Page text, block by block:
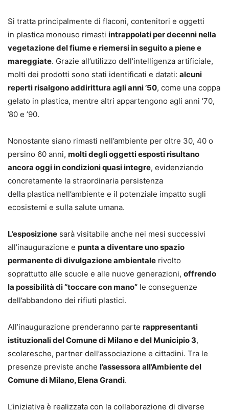
Si tratta principalmente di flaconi, contenitori e oggetti
in plastica monouso rimasti intrappolati per decenni nella
vegetazione del fiume e riemersi in seguito a piene e
mareggiate. Grazie all’utilizzo dell’intelligenza artificiale,
molti dei prodotti sono stati identificati e datati: alcuni
reperti risalgono addirittura agli anni ’50, come una coppa
gelato in plastica, mentre altri appartengono agli anni ’70,
’80 e ’90.
Nonostante siano rimasti nell’ambiente per oltre 30, 40 o
persino 60 anni, molti degli oggetti esposti risultano
ancora oggi in condizioni quasi integre, evidenziando
concretamente la straordinaria persistenza
della plastica nell’ambiente e il potenziale impatto sugli
ecosistemi e sulla salute umana.
L’esposizione sarà visitabile anche nei mesi successivi
all’inaugurazione e punta a diventare uno spazio
permanente di divulgazione ambientale rivolto
soprattutto alle scuole e alle nuove generazioni, offrendo
la possibilità di “toccare con mano” le conseguenze
dell’abbandono dei rifiuti plastici.
All’inaugurazione prenderanno parte rappresentanti
istituzionali del Comune di Milano e del Municipio 3,
scolaresche, partner dell’associazione e cittadini. Tra le
presenze previste anche l’assessora all’Ambiente del
Comune di Milano, Elena Grandi.
L’iniziativa è realizzata con la collaborazione di diverse